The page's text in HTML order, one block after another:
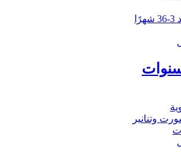
وتنانير